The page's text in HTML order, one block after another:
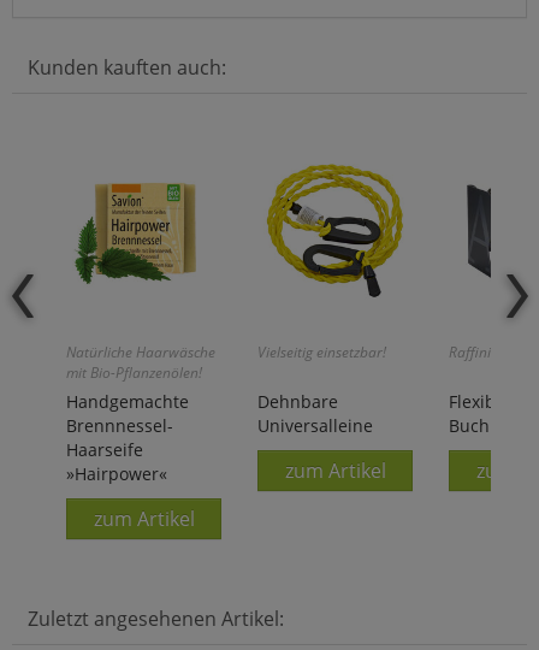
Kunden kauften auch:
Natürliche Haarwäsche
mit Bio-Pflanzenölen!
Handgemachte
Brennnessel-
Haarseife
»Hairpower«
zum Artikel
Vielseitig einsetzbar!
Dehnbare
Universalleine
zum Artikel
Raffiniert
Flexibles
Buchregal
zum
Zuletzt angesehenen Artikel: